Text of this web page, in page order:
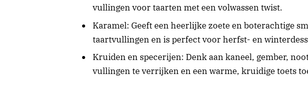
vullingen voor taarten met een volwassen twist.
Karamel: Geeft een heerlijke zoete en boterachtige
taartvullingen en is perfect voor herfst- en
Kruiden en specerijen: Denk aan kaneel, gember,
vullingen te verrijken en een warme, kruidige toets